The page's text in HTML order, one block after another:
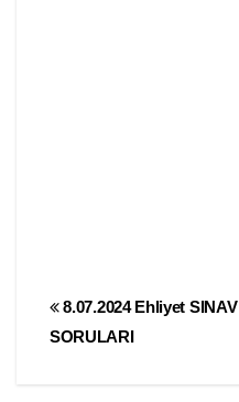
Yazı
8.07.2024 Ehliyet SINAV
SORULARI